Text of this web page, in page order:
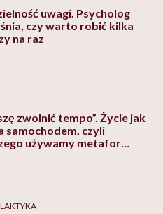
uwagi. Psycholog
czy warto robić kilka
na raz
zwolnić tempo”. Życie jak
samochodem, czyli
używamy metafor